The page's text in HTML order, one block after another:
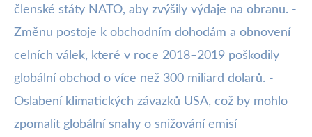
členské státy NATO, aby zvýšily výdaje na obranu. -
Změnu postoje k obchodním dohodám a obnovení
celních válek, které v roce 2018–2019 poškodily
globální obchod o více než 300 miliard dolarů. -
Oslabení klimatických závazků USA, což by mohlo
zpomalit globální snahy o snižování emisí